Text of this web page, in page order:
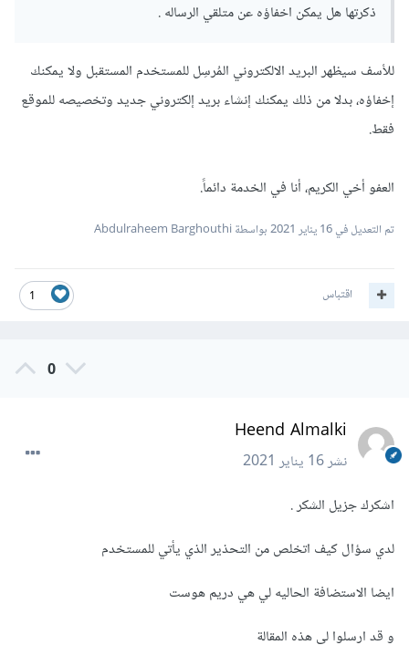
ذكرتها هل يمكن اخفاؤه عن متلقي الرساله .
للأسف سيظهر البريد الالكتروني المُرسِل للمستخدم المستقبل ولا يمكنك
إخفاؤه، بدلا من ذلك يمكنك إنشاء بريد إلكتروني جديد وتخصيصه للموقع
فقط.
العفو أخي الكريم، أنا في الخدمة دائماً.
تم التعديل في16 يناير 2021 بواسطة Abdulraheem Barghouthi
1 اقتباس
0
Heend Almalki
نشر16 يناير 2021
اشكرك جزيل الشكر .
لدي سؤال كيف اتخلص من التحذير الذي يأتي للمستخدم
ايضا الاستضافة الحاليه لي هي دريم هوست
و قد ارسلوا لي هذه المقالة